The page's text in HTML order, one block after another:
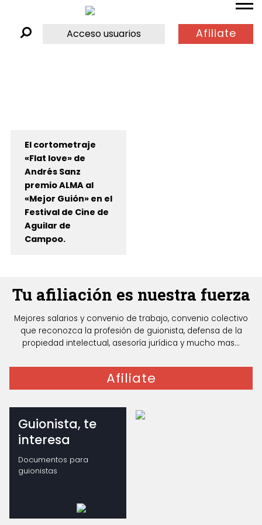
Acceso usuarios Afiliate
El cortometraje
«Flat love» de
Andrés Sanz
premio ALMA al
«Mejor Guión» en el
Festival de Cine de
Aguilar de
Campoo.
Tu afiliación es nuestra fuerza
Mejores salarios y convenio de trabajo, convenio colectivo
que reconozca la profesión de guionista, defensa de la
propiedad intelectual, asesoría jurídica y mucho mas...
Afiliate
Guionista, te
interesa
Documentos para
guionistas